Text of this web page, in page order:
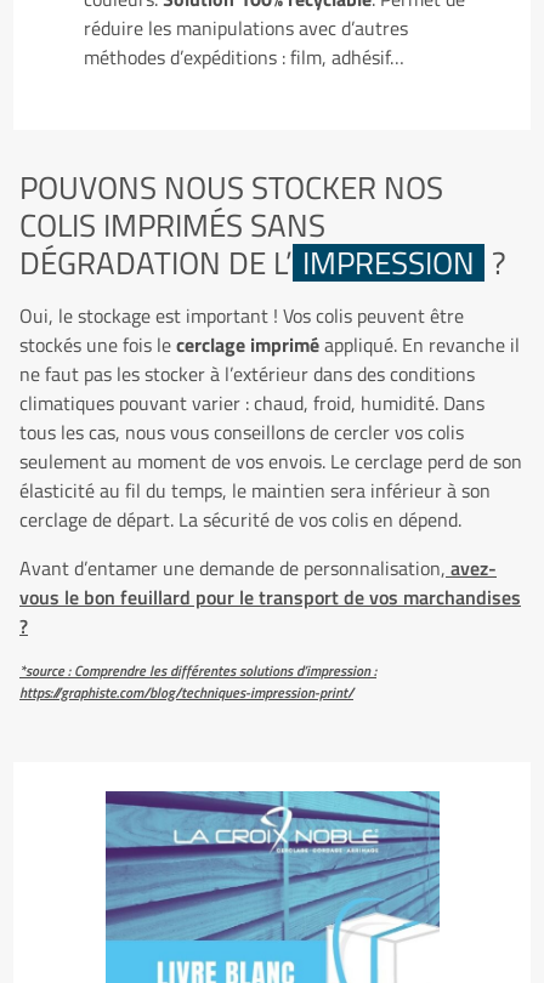
réduire les manipulations avec d’autres
méthodes d’expéditions : film, adhésif…
POUVONS NOUS STOCKER NOS
COLIS IMPRIMÉS SANS
DÉGRADATION DE L’ IMPRESSION ?
Oui, le stockage est important ! Vos colis peuvent être
stockés une fois lecerclage impriméappliqué. En revanche il
ne faut pas les stocker à l’extérieur dans des conditions
climatiques pouvant varier : chaud, froid, humidité. Dans
tous les cas, nous vous conseillons de cercler vos colis
seulement au moment de vos envois. Le cerclage perd de son
élasticité au fil du temps, le maintien sera inférieur à son
cerclage de départ. La sécurité de vos colis en dépend.
Avant d’entamer une demande de personnalisation, avez-
vous le bon feuillard pour le transport de vos marchandises
?
*source : Comprendre les différentes solutions d’impression :
https://graphiste.com/blog/techniques-impression-print/